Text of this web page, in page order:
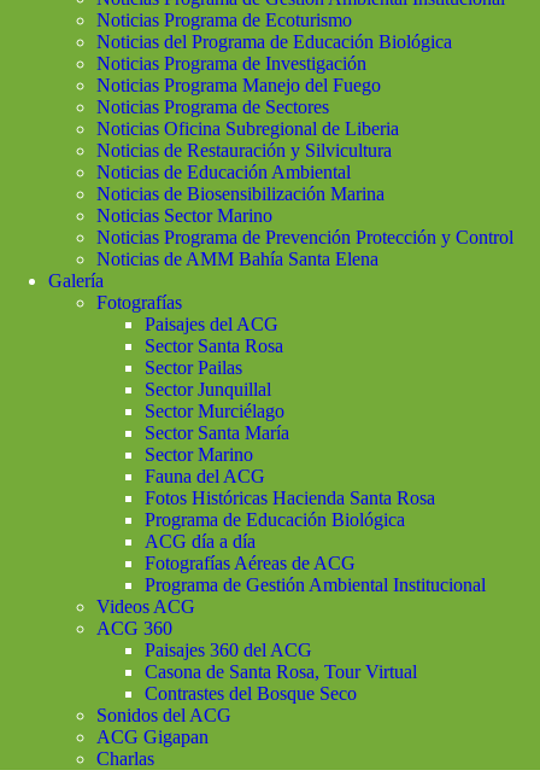
Noticias Programa de Ecoturismo
Noticias del Programa de Educación Biológica
Noticias Programa de Investigación
Noticias Programa Manejo del Fuego
Noticias Programa de Sectores
Noticias Oficina Subregional de Liberia
Noticias de Restauración y Silvicultura
Noticias de Educación Ambiental
Noticias de Biosensibilización Marina
Noticias Sector Marino
Noticias Programa de Prevención Protección y Control
Noticias de AMM Bahía Santa Elena
Galería
Fotografías
Paisajes del ACG
Sector Santa Rosa
Sector Pailas
Sector Junquillal
Sector Murciélago
Sector Santa María
Sector Marino
Fauna del ACG
Fotos Históricas Hacienda Santa Rosa
Programa de Educación Biológica
ACG día a día
Fotografías Aéreas de ACG
Programa de Gestión Ambiental Institucional
Videos ACG
ACG 360
Paisajes 360 del ACG
Casona de Santa Rosa, Tour Virtual
Contrastes del Bosque Seco
Sonidos del ACG
ACG Gigapan
Charlas